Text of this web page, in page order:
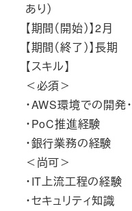
あり）
【期間（開始）】2月
【期間（終了）】長期
【スキル】
＜必須＞
・AWS環境での開発
・PoC推進経験
・銀行業務の経験
＜尚可＞
・IT上流工程の経験
・セキュリティ知識